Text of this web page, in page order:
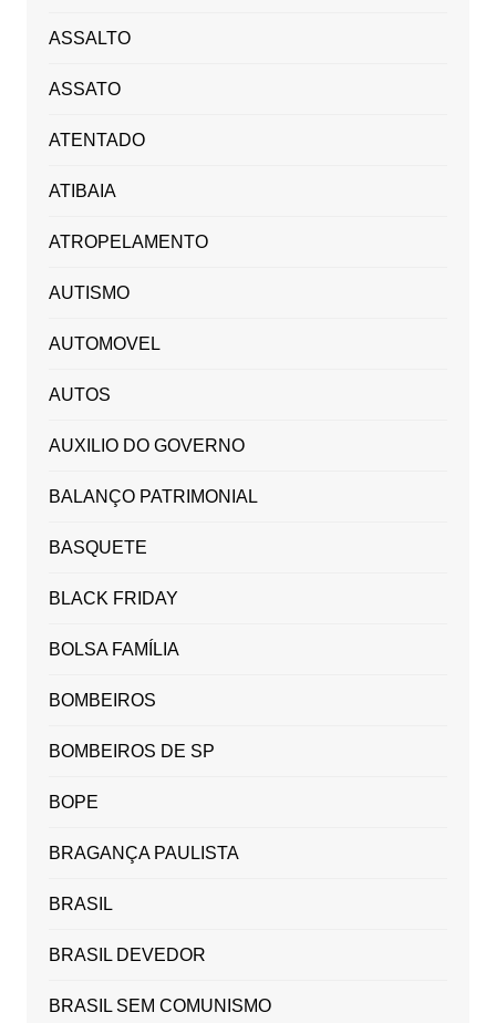
ASSALTO
ASSATO
ATENTADO
ATIBAIA
ATROPELAMENTO
AUTISMO
AUTOMOVEL
AUTOS
AUXILIO DO GOVERNO
BALANÇO PATRIMONIAL
BASQUETE
BLACK FRIDAY
BOLSA FAMÍLIA
BOMBEIROS
BOMBEIROS DE SP
BOPE
BRAGANÇA PAULISTA
BRASIL
BRASIL DEVEDOR
BRASIL SEM COMUNISMO